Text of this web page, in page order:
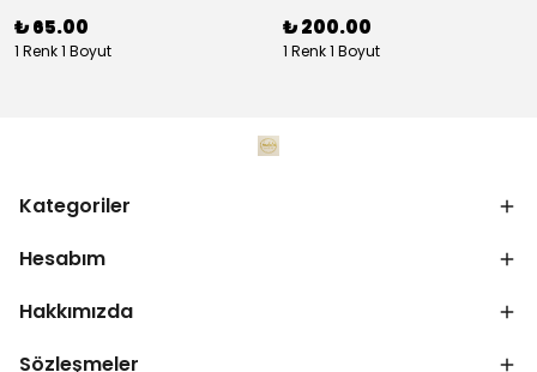
₺ 65.00
1 Renk 1 Boyut
₺ 200.00
1 Renk 1 Boyut
Kategoriler
Hesabım
Hakkımızda
Sözleşmeler